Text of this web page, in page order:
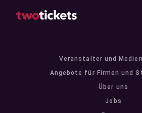
Veranstalter und
Angebote für Firmen und
Über uns
Jobs